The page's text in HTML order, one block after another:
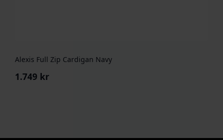
Alexis Full Zip Cardigan Navy
1.749 kr